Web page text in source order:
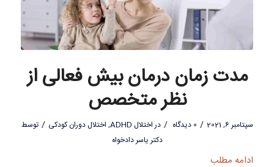
مدت زمان درمان بیش فعالی از
نظر متخصص
سپتامبر 6, 2021 / 0 دیدگاه / دراختلال ADHD , اختلال دوران کودکی / توسط
دکتر یاسر دادخواه
ادامه مطلب